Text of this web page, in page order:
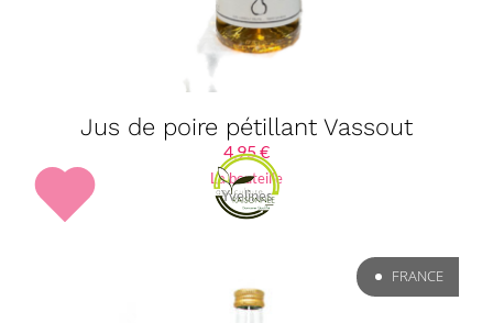
Jus de poire pétillant Vassout
4,95€
La bouteille
Yvelines
FRANCE